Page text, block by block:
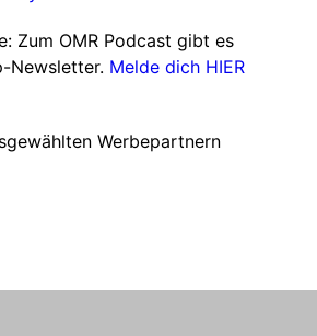
Zum OMR Podcast gibt es
Newsletter. Melde dich HIER
Werbepartnern